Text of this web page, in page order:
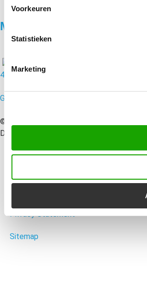
Voorkeuren
Statistieken
Marketing
MondoMarketing
4.8/5
Google Reviews | 51 reacties
© 2010 – 2026 MondoMarketing B.V. |
Digital Marketing Bureau Utrecht – All
Privacy Statement
Sitemap